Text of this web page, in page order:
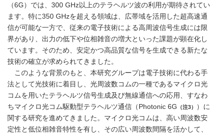
（6G）では、300 GHz以上のテラヘルツ波の利用が期待されてい
ます。特に350 GHzを超える領域は、広帯域を活用した超高速通
信が可能な一方で、従来の電子技術による高周波信号生成には限
界があり、出力の低下や位相雑音の増大といった課題が顕在化し
ています。そのため、安定かつ高品質な信号を生成できる新たな
技術の確立が求められてきました。
このような背景のもと、本研究グループは電子技術に代わる手
法として光技術に着目し、光周波数コムの一種であるマイクロ光
コムを用いたテラヘルツ信号生成及び無線通信への応用、すなわ
ちマイクロ光コム駆動型テラヘルツ通信（Photonic 6G （注3）
）に
関する研究を進めてきました。マイクロ光コムは、高い周波数安
定性と低位相雑音特性を有し、その広い周波数間隔を活かして、